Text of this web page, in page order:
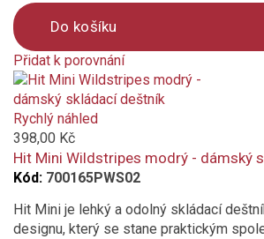
Do košíku
Přidat k porovnání
Product
is
added
to
compare
Rychlý náhled
398,00 Kč
Hit Mini Wildstripes modrý - dámský
Kód: 700165PWS02
Hit Mini je lehký a odolný skládací
designu, který se stane praktickým